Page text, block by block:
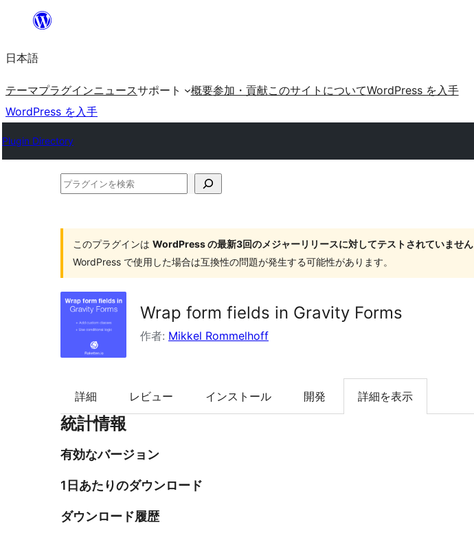
を
ッ
プ
日本語
テーマプラグインニュースサポート 概要参加・貢献このサイトについてWordPress を入手
WordPress を入手
Plugin Directory
プ
検
このプラグインは WordPress の最新3回のメジャーリリースに対してテストされていません
WordPress で使用した場合は互換性の問題が発生する可能性があります。
Wrap form fields in Gravity Forms
作者: Mikkel Rommelhoff
詳細 レビュー インストール 開発 詳細を表示
統計情報
有効なバージョン
1日あたりのダウンロード
ダウンロード履歴